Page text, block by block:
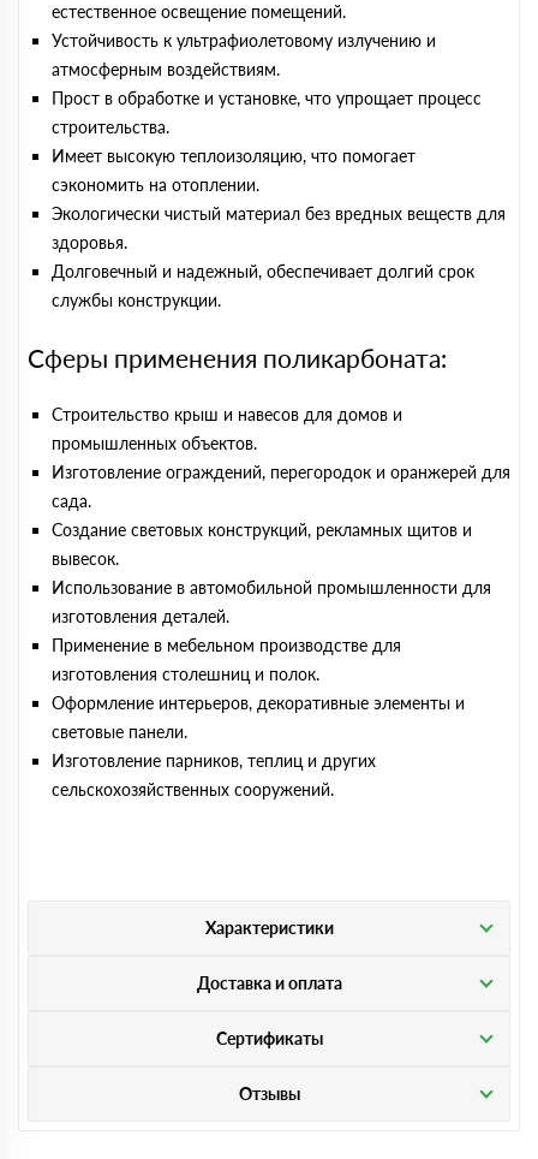
естественное освещение помещений.
Устойчивость к ультрафиолетовому излучению и
атмосферным воздействиям.
Прост в обработке и установке, что упрощает процесс
строительства.
Имеет высокую теплоизоляцию, что помогает
сэкономить на отоплении.
Экологически чистый материал без вредных веществ для
здоровья.
Долговечный и надежный, обеспечивает долгий срок
службы конструкции.
Сферы применения поликарбоната:
Строительство крыш и навесов для домов и
промышленных объектов.
Изготовление ограждений, перегородок и оранжерей для
сада.
Создание световых конструкций, рекламных щитов и
вывесок.
Использование в автомобильной промышленности для
изготовления деталей.
Применение в мебельном производстве для
изготовления столешниц и полок.
Оформление интерьеров, декоративные элементы и
световые панели.
Изготовление парников, теплиц и других
сельскохозяйственных сооружений.
Характеристики
Доставка и оплата
Сертификаты
Отзывы